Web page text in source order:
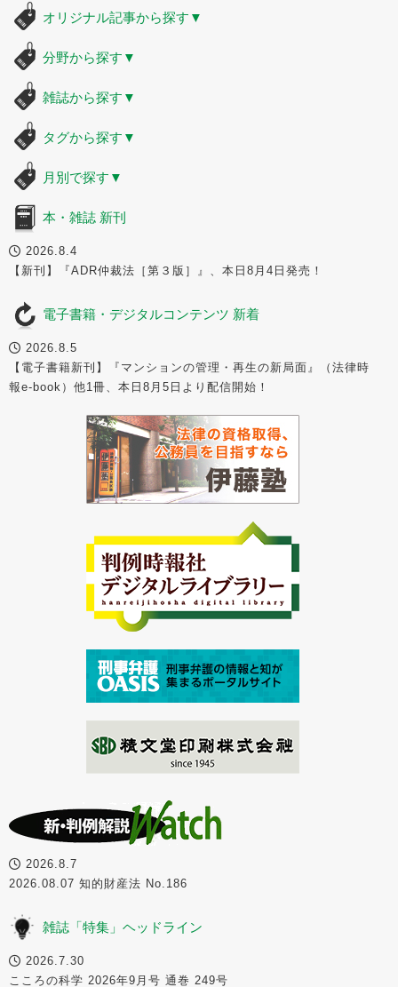
オリジナル記事から探す ▼
分野から探す ▼
雑誌から探す ▼
タグから探す ▼
月別で探す ▼
本・雑誌 新刊
2026.8.4
【新刊】『ADR仲裁法［第３版］』、本日8月4日発売！
電子書籍・デジタルコンテンツ 新着
2026.8.5
【電子書籍新刊】『マンションの管理・再生の新局面』（法律時
報e-book）他1冊、本日8月5日より配信開始！
2026.8.7
2026.08.07 知的財産法 No.186
雑誌「特集」ヘッドライン
2026.7.30
こころの科学 2026年9月号 通巻 249号